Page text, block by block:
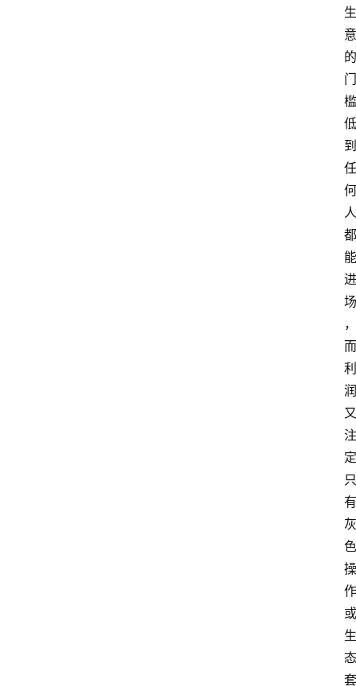
生
意
的
门
槛
低
到
任
何
人
都
能
进
场
，
而
利
润
又
注
定
只
有
灰
色
操
作
或
生
态
套